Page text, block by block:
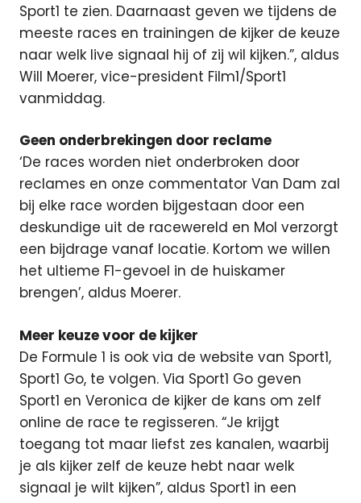
Sport1 te zien. Daarnaast geven we tijdens de
meeste races en trainingen de kijker de keuze
naar welk live signaal hij of zij wil kijken.”, aldus
Will Moerer, vice-president Film1/Sport1
vanmiddag.
Geen onderbrekingen door reclame
‘De races worden niet onderbroken door
reclames en onze commentator Van Dam zal
bij elke race worden bijgestaan door een
deskundige uit de racewereld en Mol verzorgt
een bijdrage vanaf locatie. Kortom we willen
het ultieme F1-gevoel in de huiskamer
brengen’, aldus Moerer.
Meer keuze voor de kijker
De Formule 1 is ook via de website van Sport1,
Sport1 Go, te volgen. Via Sport1 Go geven
Sport1 en Veronica de kijker de kans om zelf
online de race te regisseren. “Je krijgt
toegang tot maar liefst zes kanalen, waarbij
je als kijker zelf de keuze hebt naar welk
signaal je wilt kijken”, aldus Sport1 in een